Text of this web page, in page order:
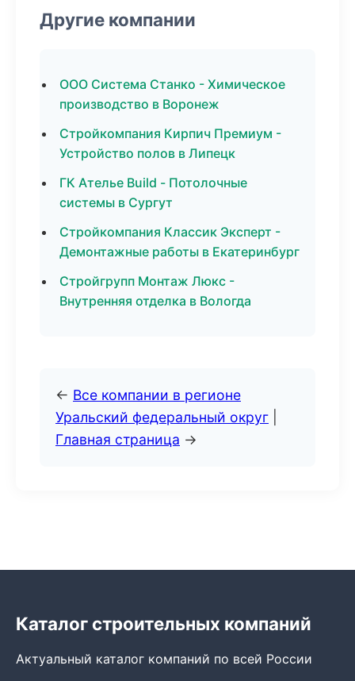
Другие компании
ООО Система Станко - Химическое
производство в Воронеж
Стройкомпания Кирпич Премиум -
Устройство полов в Липецк
ГК Ателье Build - Потолочные
системы в Сургут
Стройкомпания Классик Эксперт -
Демонтажные работы в Екатеринбург
Стройгрупп Монтаж Люкс -
Внутренняя отделка в Вологда
← Все компании в регионе
Уральский федеральный округ
Главная страница →
Каталог строительных компаний
Актуальный каталог компаний по всей России